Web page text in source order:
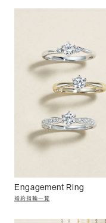
Engagement Ring
婚約指輪一覧